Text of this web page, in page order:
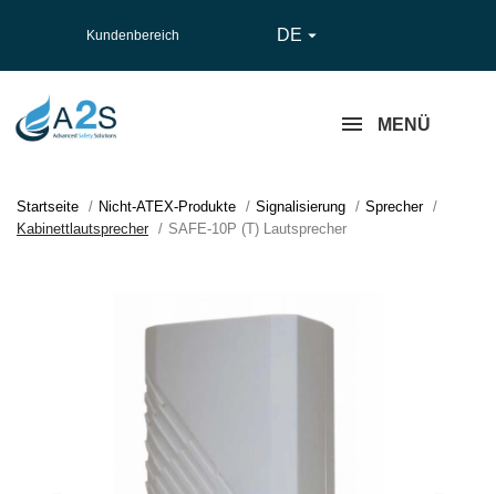
Kundenbereich DE 
MENÜ
Startseite Nicht-ATEX-Produkte Signalisierung
Sprecher
Kabinettlautsprecher
SAFE-10P (T) Lautsprecher